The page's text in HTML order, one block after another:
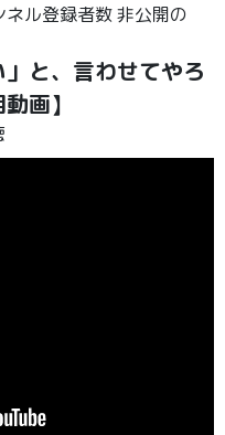
ネル登録者数 非公開の
」と、言わせてやろ
画】